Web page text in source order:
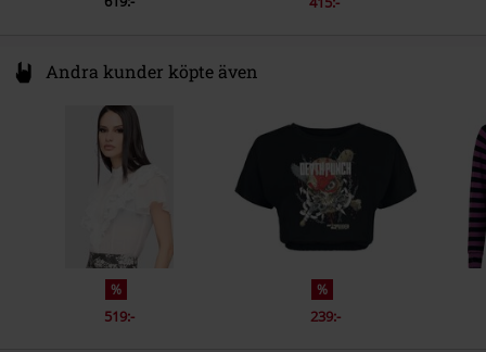
Andra kunder köpte även
%
519:-
%
239:-